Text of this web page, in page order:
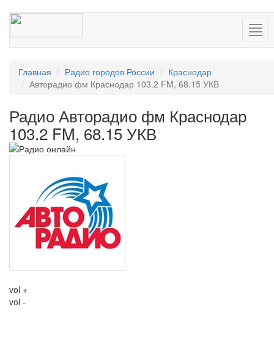
Главная Радио городов России
Краснодар
Авторадио фм Краснодар 103.2 FM, 68.15 УКВ
Радио Авторадио фм Краснодар
103.2 FM, 68.15 УКВ
vol +
vol -